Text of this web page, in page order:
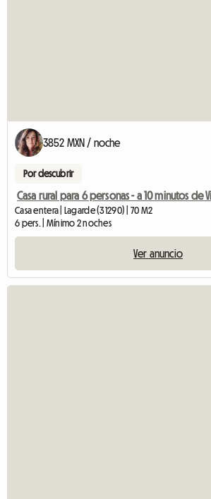
3852 MXN / noche
Por descubrir
Casa rural para 6 personas - a 10 minutos de
Casa entera | Lagarde (31290) | 70 M2
6 pers. | Mínimo 2 noches
Ver anuncio